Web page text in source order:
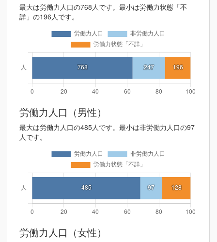
最大は労働力人口の768人です。最小は労働力状態「不
詳」の196人です。
労働力人口（男性）
最大は労働力人口の485人です。最小は非労働力人口の97
人です。
労働力人口（女性）